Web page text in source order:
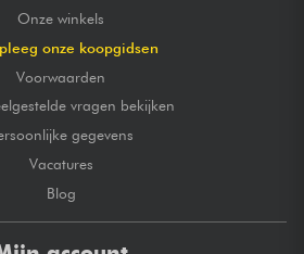
Onze winkels
onze koopgidsen
Voorwaarden
vragen bekijken
gegevens
Vacatures
Blog